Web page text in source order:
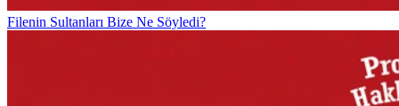
Filenin Sultanları Bize Ne Söyledi?